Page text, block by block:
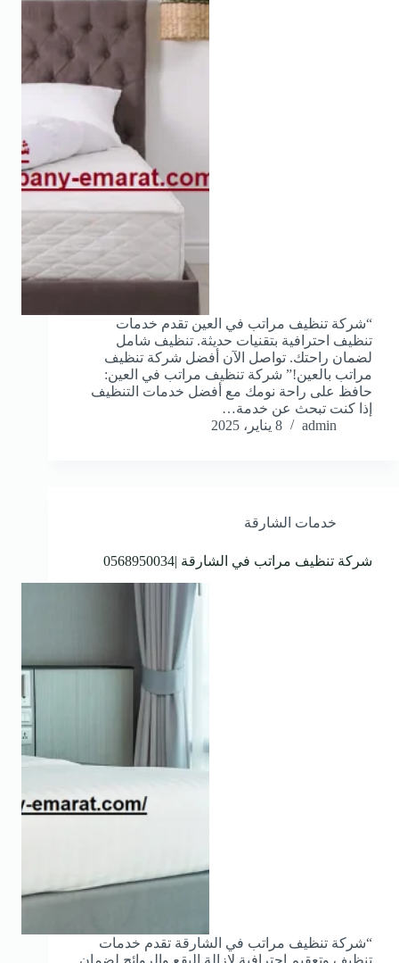
“شركة تنظيف مراتب في العين تقدم خدمات
تنظيف احترافية بتقنيات حديثة. تنظيف شامل
لضمان راحتك. تواصل الآن أفضل شركة تنظيف
مراتب بالعين!” شركة تنظيف مراتب في العين:
حافظ على راحة نومك مع أفضل خدمات التنظيف
إذا كنت تبحث عن خدمة…
admin
8 يناير، 2025
خدمات الشارقة
شركة تنظيف مراتب في الشارقة |0568950034
“شركة تنظيف مراتب في الشارقة تقدم خدمات